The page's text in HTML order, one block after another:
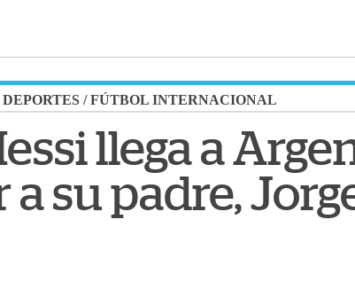
DEPORTES /FÚTBOL INTERNACIONAL
llega a
su padre,